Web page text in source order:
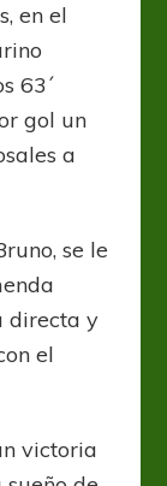
en el
63´
gol un
a
se le
directa y
el
victoria